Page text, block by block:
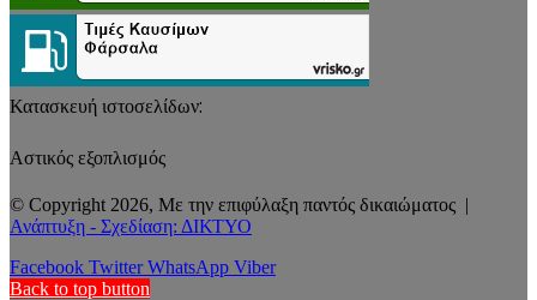
Κατασκευή ιστοσελίδων:
Αστικός εξοπλισμός
© Copyright 2026, Με την επιφύλαξη παντός δικαιώματος |
Ανάπτυξη - Σχεδίαση: ΔΙΚΤΥΟ
Facebook Twitter WhatsApp Viber
Back to top button